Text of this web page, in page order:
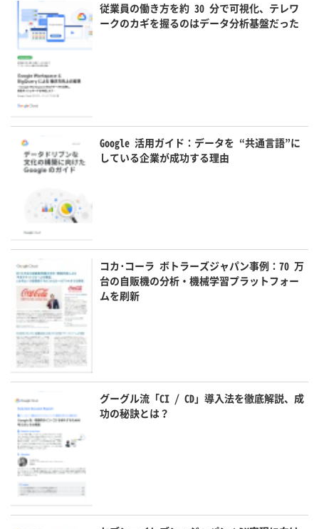
従業員の働き方を約 30 分で可視化、テレワ
ークのカギを握るのはデータ分析基盤だった
Google 活用ガイド：データを “共通言語”に
している企業が成功する理由
コカ･コーラ ボトラーズジャパン事例：70 万
台の自販機の分析・機械学習プラットフォー
ムを刷新
グーグル流「CI / CD」導入法を徹底解説、成
功の秘訣とは？